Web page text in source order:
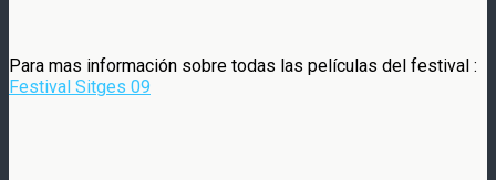
Para mas información sobre todas las películas del festival :
Festival Sitges 09